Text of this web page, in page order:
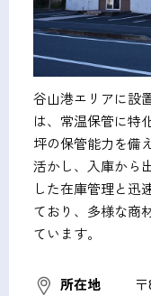
谷山港エリアに設
は、常温保管に特
坪の保管能力を備
活かし、入庫から
した在庫管理と迅
ており、多様な商
ています。
所在地